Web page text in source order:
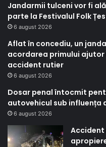
Jandarmii tulceni vor fi
parte la Festivalul Folk
6 august 2026
Aflat în concediu, un
acordarea primului
accident rutier
6 august 2026
Dosar penal întocmit
autovehicul sub influența
6 august 2026
Accident